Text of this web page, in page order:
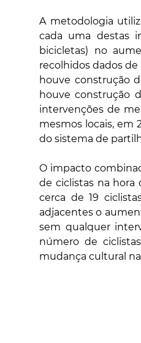
A metodologia
cada uma destas
bicicletas) no
recolhidos dados de
houve construção
houve construção
intervenções de
mesmos locais, em
do sistema de
O impacto
de ciclistas na hora
cerca de 19
adjacentes o
sem qualquer
número de
mudança cultural